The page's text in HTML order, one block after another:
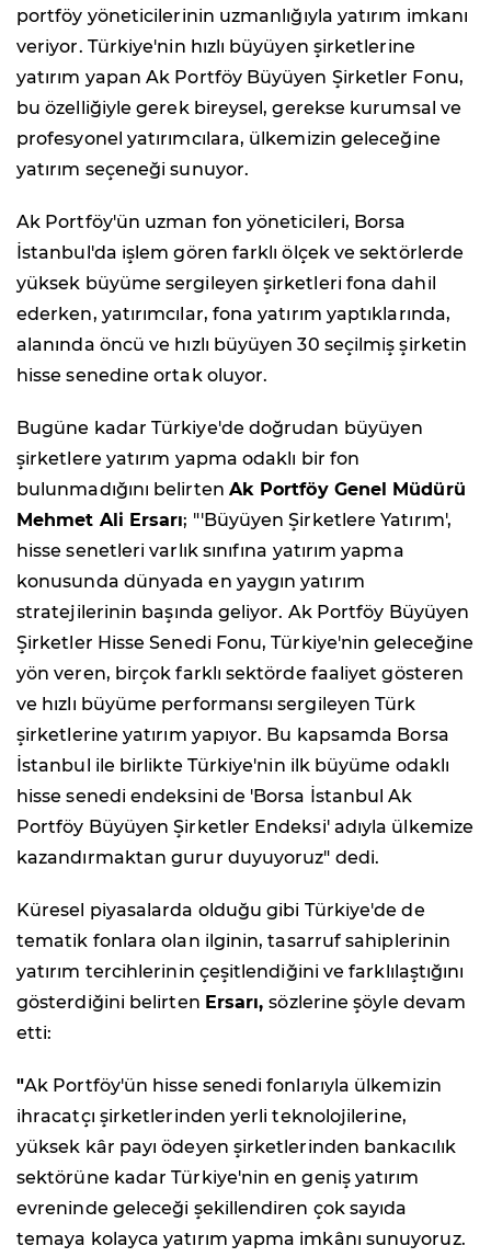
portföy yöneticilerinin uzmanlığıyla yatırım imkanı
veriyor. Türkiye'nin hızlı büyüyen şirketlerine
yatırım yapan Ak Portföy Büyüyen Şirketler Fonu,
bu özelliğiyle gerek bireysel, gerekse kurumsal ve
profesyonel yatırımcılara, ülkemizin geleceğine
yatırım seçeneği sunuyor.
Ak Portföy'ün uzman fon yöneticileri, Borsa
İstanbul'da işlem gören farklı ölçek ve sektörlerde
yüksek büyüme sergileyen şirketleri fona dahil
ederken, yatırımcılar, fona yatırım yaptıklarında,
alanında öncü ve hızlı büyüyen 30 seçilmiş şirketin
hisse senedine ortak oluyor.
Bugüne kadar Türkiye'de doğrudan büyüyen
şirketlere yatırım yapma odaklı bir fon
bulunmadığını belirten Ak Portföy Genel Müdürü
Mehmet Ali Ersarı; "'Büyüyen Şirketlere Yatırım',
hisse senetleri varlık sınıfına yatırım yapma
konusunda dünyada en yaygın yatırım
stratejilerinin başında geliyor. Ak Portföy Büyüyen
Şirketler Hisse Senedi Fonu, Türkiye'nin geleceğine
yön veren, birçok farklı sektörde faaliyet gösteren
ve hızlı büyüme performansı sergileyen Türk
şirketlerine yatırım yapıyor. Bu kapsamda Borsa
İstanbul ile birlikte Türkiye'nin ilk büyüme odaklı
hisse senedi endeksini de 'Borsa İstanbul Ak
Portföy Büyüyen Şirketler Endeksi' adıyla ülkemize
kazandırmaktan gurur duyuyoruz" dedi.
Küresel piyasalarda olduğu gibi Türkiye'de de
tematik fonlara olan ilginin, tasarruf sahiplerinin
yatırım tercihlerinin çeşitlendiğini ve farklılaştığını
gösterdiğini belirten Ersarı,sözlerine şöyle devam
etti:
"Ak Portföy'ün hisse senedi fonlarıyla ülkemizin
ihracatçı şirketlerinden yerli teknolojilerine,
yüksek kâr payı ödeyen şirketlerinden bankacılık
sektörüne kadar Türkiye'nin en geniş yatırım
evreninde geleceği şekillendiren çok sayıda
temaya kolayca yatırım yapma imkânı sunuyoruz.